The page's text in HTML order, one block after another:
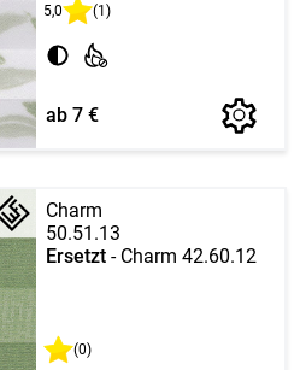
5,0 (1)
ab 7 €
Charm
50.51.13
Ersetzt - Charm 42.60.12
(0)